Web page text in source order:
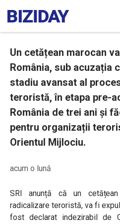
Un cetățean marocan
România, sub acuzația
stadiu avansat al
teroristă, în etapa pre-
România de trei ani și
pentru organizații
Orientul Mijlociu.
acum o lună
SRI anunță că un
radicalizare teroristă, va fi
fost declarat indezirabil de